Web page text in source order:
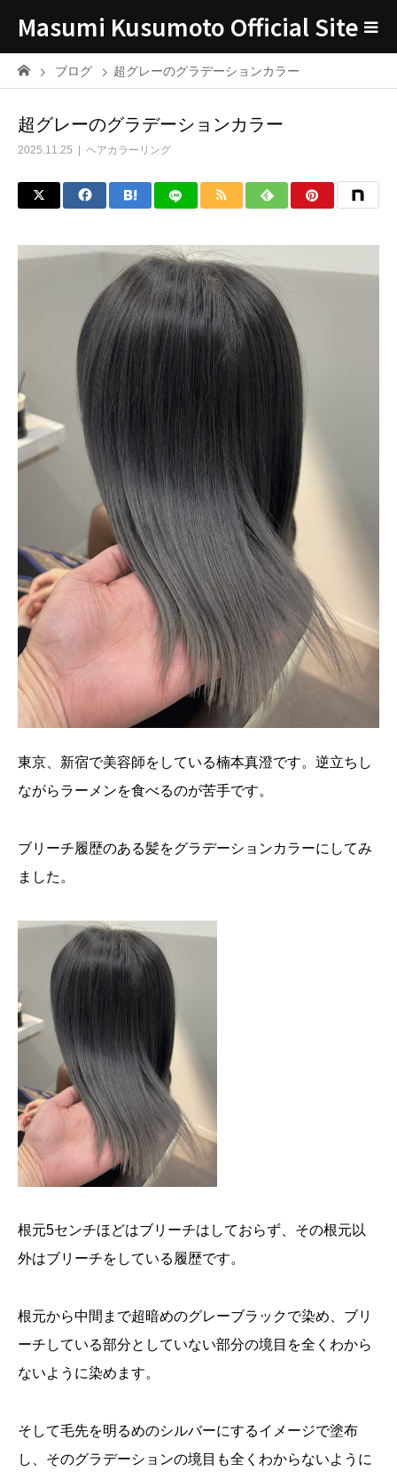
Masumi Kusumoto Official Site
ブログ 超グレーのグラデーションカラー
超グレーのグラデーションカラー
2025.11.25 ヘアカラーリング
東京、新宿で美容師をしている楠本真澄です。逆立ちし
ながらラーメンを食べるのが苦手です。
ブリーチ履歴のある髪をグラデーションカラーにしてみ
ました。
根元5センチほどはブリーチはしておらず、その根元以
外はブリーチをしている履歴です。
根元から中間まで超暗めのグレーブラックで染め、ブリ
ーチしている部分としていない部分の境目を全くわから
ないように染めます。
そして毛先を明るめのシルバーにするイメージで塗布
し、そのグラデーションの境目も全くわからないように